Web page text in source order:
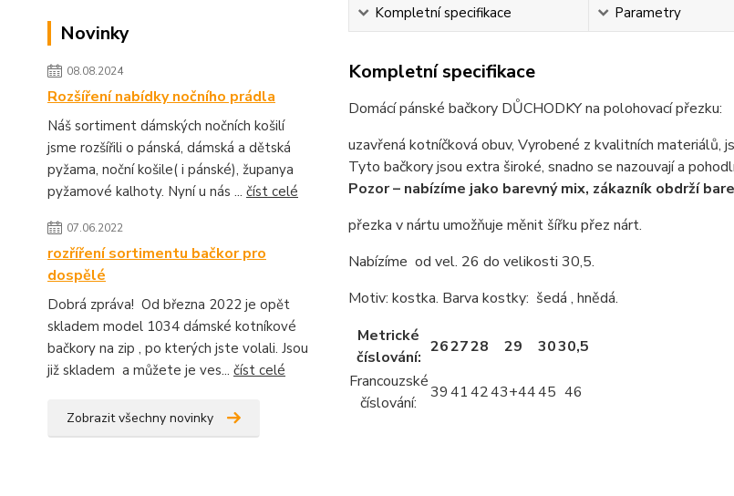
Novinky
08.08.2024
Rozšíření nabídky nočního prádla
Náš sortiment dámských nočních košilí
jsme rozšířili o pánská, dámská a dětská
pyžama, noční košile( i pánské), županya
pyžamové kalhoty. Nyní u nás ... číst celé
07.06.2022
rozříření sortimentu bačkor pro
dospělé
Dobrá zpráva! Od března 2022 je opět
skladem model 1034 dámské kotníkové
bačkory na zip , po kterých jste volali. Jsou
již skladem a můžete je ves... číst celé
Zobrazit všechny novinky
Kompletní specifikace Parametry
Kompletní specifikace
Domácí pánské bačkory DŮCHODKY na polohovací přezku:
uzavřená kotníčková obuv, Vyrobené z kvalitních materiálů,
Tyto bačkory jsou extra široké, snadno se nazouvají a
Pozor – nabízíme jako barevný mix, zákazník obdrží
přezka v nártu umožňuje měnit šířku přez nárt.
Nabízíme od vel. 26 do velikosti 30,5.
Motiv: kostka. Barva kostky: šedá , hnědá.
Metrické
číslování:
262728 29 3030,5
Francouzské
číslování:
39414243+4445 46